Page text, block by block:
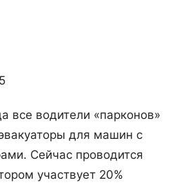
все водители «парконов»
для машин с
Сейчас проводится
участвует 20%